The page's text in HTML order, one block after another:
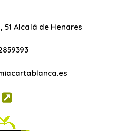
51 Alcalá de Henares